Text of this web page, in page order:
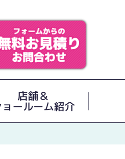
店舗＆
ールーム紹介